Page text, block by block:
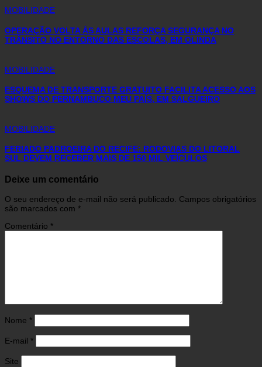
MOBILIDADE
OPERAÇÃO VOLTA ÀS AULAS REFORÇA SEGURANÇA NO
TRÂNSITO NO ENTORNO DAS ESCOLAS, EM OLINDA
MOBILIDADE
ESQUEMA DE TRANSPORTE GRATUITO FACILITA ACESSO AOS
SHOWS DO PERNAMBUCO MEU PAÍS, EM SALGUEIRO
MOBILIDADE
FERIADO PADROEIRA DO RECIFE: RODOVIAS DO LITORAL
SUL DEVEM RECEBER MAIS DE 150 MIL VEÍCULOS
Deixe um comentário
O seu endereço de e-mail não será publicado. Campos obrigatórios
são marcados com *
Comentário *
Nome *
E-mail *
Site